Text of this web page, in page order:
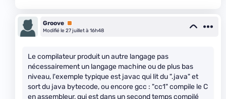
Groove Premium
Modifié le 27 juillet à 16h48
Le compilateur produit un autre langage pas
nécessairement un langage machine ou de plus bas
niveau, l'exemple typique est javac qui lit du ".java" et
sort du java bytecode, ou encore gcc : "cc1" compile le C
en assembleur, qui est dans un second temps compilé